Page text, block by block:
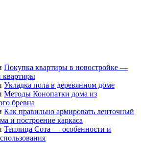
Покупка квартиры в новостройке —
квартиры
Укладка пола в деревянном доме
Методы Конопатки дома из
бревна
Как правильно армировать ленточный
и построение каркаса
Теплица Сота — особенности и